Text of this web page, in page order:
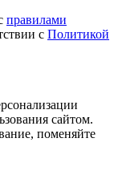
правилами
с Политикой
сайтом.
поменяйте